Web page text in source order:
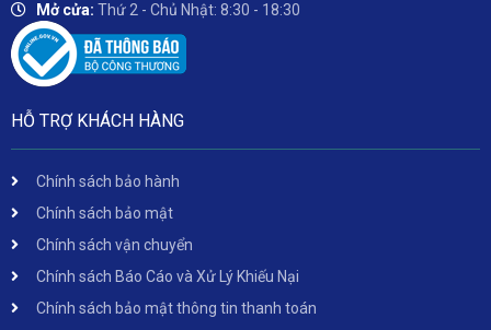
Mở cửa: Thứ 2 - Chủ Nhật: 8:30 - 18:30
HỖ TRỢ KHÁCH HÀNG
Chính sách bảo hành
Chính sách bảo mật
Chính sách vận chuyển
Chính sách Báo Cáo và Xử Lý Khiếu Nại
Chính sách bảo mật thông tin thanh toán